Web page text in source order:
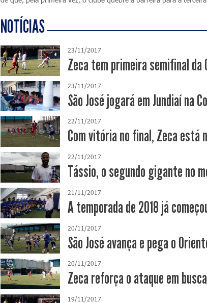
NOTÍCIAS
23/11/2017
Zeca tem primeira semifinal da
23/11/2017
São José jogará em Jundiaí na
22/11/2017
Com vitória no final, Zeca está
22/11/2017
Tássio, o segundo gigante no
21/11/2017
A temporada de 2018 já
20/11/2017
São José avança e pega o
20/11/2017
Zeca reforça o ataque em
19/11/2017